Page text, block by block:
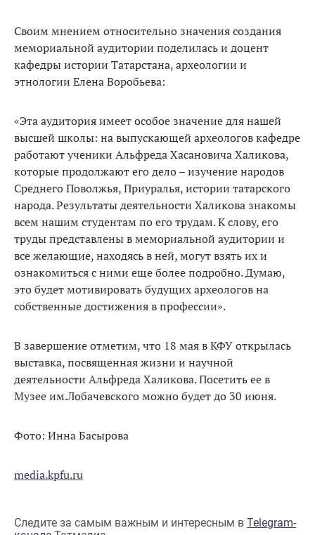
Своим мнением относительно значения создания
мемориальной аудитории поделилась и доцент
кафедры истории Татарстана, археологии и
этнологии Елена Воробьева:
«Эта аудитория имеет особое значение для нашей
высшей школы: на выпускающей археологов кафедре
работают ученики Альфреда Хасановича Халикова,
которые продолжают его дело – изучение народов
Среднего Поволжья, Приуралья, истории татарского
народа. Результаты деятельности Халикова знакомы
всем нашим студентам по его трудам. К слову, его
труды представлены в мемориальной аудитории и
все желающие, находясь в ней, могут взять их и
ознакомиться с ними еще более подробно. Думаю,
это будет мотивировать будущих археологов на
собственные достижения в профессии».
В завершение отметим, что 18 мая в КФУ открылась
выставка, посвященная жизни и научной
деятельности Альфреда Халикова. Посетить ее в
Музее им.Лобачевского можно будет до 30 июня.
Фото: Инна Басырова
media.kpfu.ru
Следите за самым важным и интересным в Telegram-